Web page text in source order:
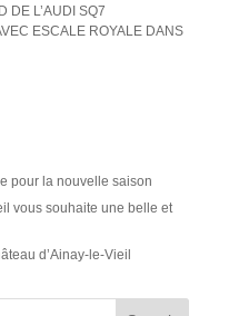
DE L’AUDI SQ7
ESCALE ROYALE DANS
pour la nouvelle saison
vous souhaite une belle et
d’Ainay-le-Vieil